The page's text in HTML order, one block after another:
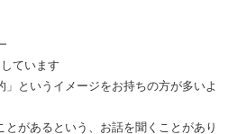
ています
」というイメージをお持ちの方が多いよ
があるという、お話を聞くことがあり